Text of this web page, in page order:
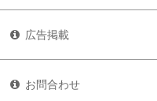
広告掲載
お問合わせ